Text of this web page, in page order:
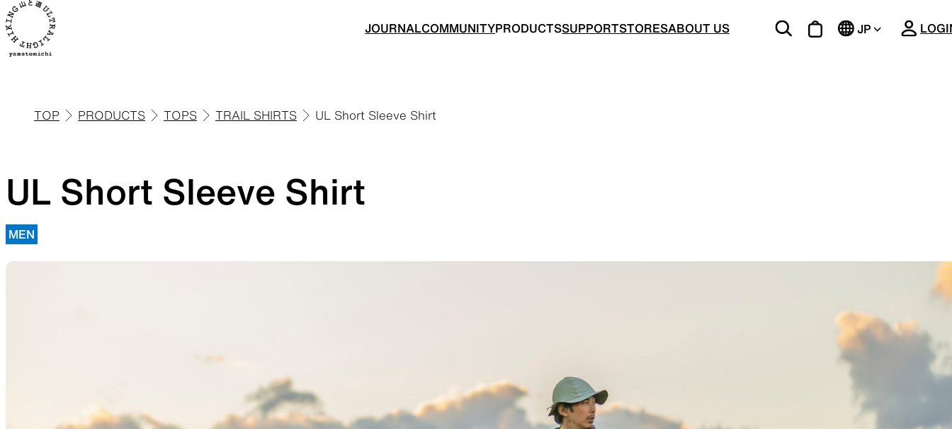
CLOSE
JP
JOURNAL COMMUNITYPRODUCTSSUPPORTSTORESABOUT US
ALL
全ての製品を見る
風や雨、寒さを防ぐシェル ハイキングのためのヘッドウェア どんな状況にも対応する全天候型行動着
ACTIVE INSULATION
TOP PRODUCTS TOPS TRAIL SHIRTS UL Short Sleeve Shirt
UL Short Sleeve Shirt
MEN